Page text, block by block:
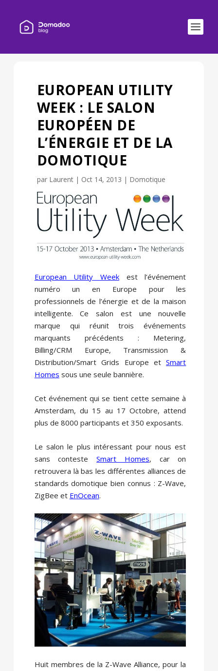
EUROPEAN UTILITY
WEEK : LE SALON
EUROPÉEN DE
L’ÉNERGIE ET DE LA
DOMOTIQUE
par Laurent| Oct 14, 2013 | Domotique
European Utility Week est l’événement
numéro un en Europe pour les
professionnels de l’énergie et de la maison
intelligente. Ce salon est une nouvelle
marque qui réunit trois événements
marquants précédents : Metering,
Billing/CRM Europe, Transmission &
Distribution/Smart Grids Europe etSmart
Homes sous une seule bannière.
Cet événement qui se tient cette semaine à
Amsterdam, du 15 au 17 Octobre, attend
plus de 8000 participants et 350 exposants.
Le salon le plus intéressant pour nous est
sans contesteSmart Homes, car on
retrouvera là bas les différentes alliances de
standards domotique bien connus : Z-Wave,
ZigBee et EnOcean.
Huit membres de la Z-Wave Alliance, pour la